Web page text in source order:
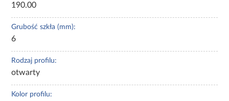
190.00
Grubość szkła (mm):
6
Rodzaj profilu:
otwarty
Kolor profilu: